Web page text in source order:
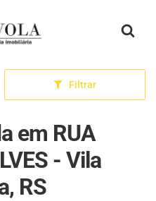
Filtrar
em RUA
- Vila
RS